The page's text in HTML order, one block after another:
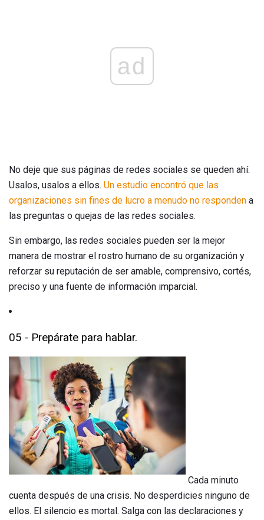
ad
No deje que sus páginas de redes sociales se queden ahí.
Usalos, usalos a ellos. Un estudio encontró que las
organizaciones sin fines de lucro a menudo no responden a
las preguntas o quejas de las redes sociales.
Sin embargo, las redes sociales pueden ser la mejor
manera de mostrar el rostro humano de su organización y
reforzar su reputación de ser amable, comprensivo, cortés,
preciso y una fuente de información imparcial.
05 - Prepárate para hablar.
Cada minuto
cuenta después de una crisis. No desperdicies ninguno de
ellos. El silencio es mortal. Salga con las declaraciones y